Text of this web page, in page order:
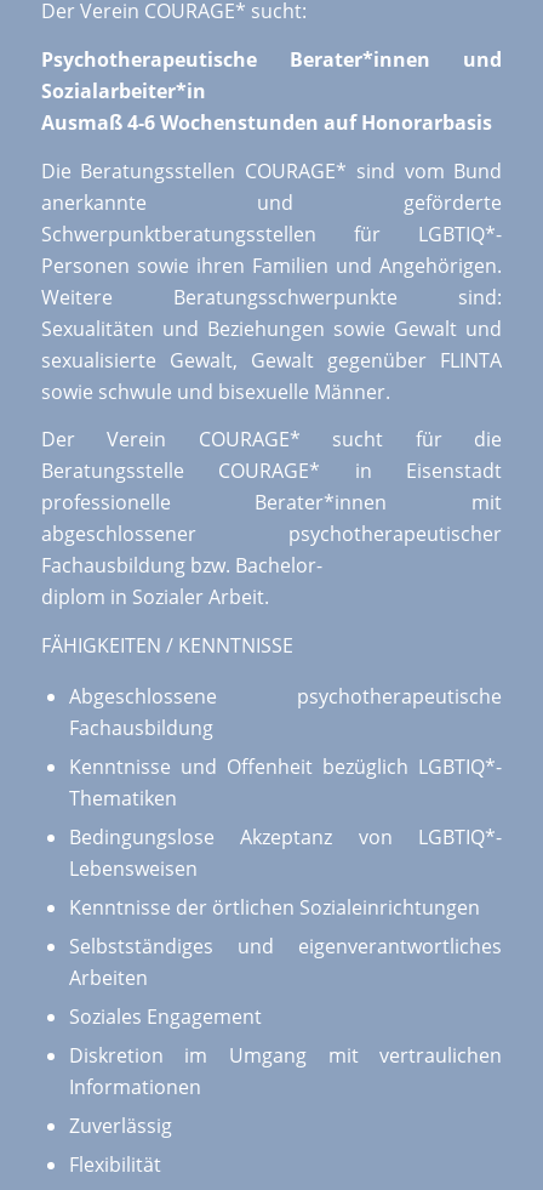
Der Verein COURAGE* sucht:
Psychotherapeutische Berater*innen und
Sozialarbeiter*in
Ausmaß 4-6 Wochenstunden auf Honorarbasis
Die Beratungsstellen COURAGE* sind vom Bund
anerkannte und geförderte
Schwerpunktberatungsstellen für LGBTIQ*-
Personen sowie ihren Familien und Angehörigen.
Weitere Beratungsschwerpunkte sind:
Sexualitäten und Beziehungen sowie Gewalt und
sexualisierte Gewalt, Gewalt gegenüber FLINTA
sowie schwule und bisexuelle Männer.
Der Verein COURAGE* sucht für die
Beratungsstelle COURAGE* in Eisenstadt
professionelle Berater*innen mit
abgeschlossener psychotherapeutischer
Fachausbildung bzw. Bachelor-
diplom in Sozialer Arbeit.
FÄHIGKEITEN / KENNTNISSE
Abgeschlossene psychotherapeutische
Fachausbildung
Kenntnisse und Offenheit bezüglich LGBTIQ*-
Thematiken
Bedingungslose Akzeptanz von LGBTIQ*-
Lebensweisen
Kenntnisse der örtlichen Sozialeinrichtungen
Selbstständiges und eigenverantwortliches
Arbeiten
Soziales Engagement
Diskretion im Umgang mit vertraulichen
Informationen
Zuverlässig
Flexibilität